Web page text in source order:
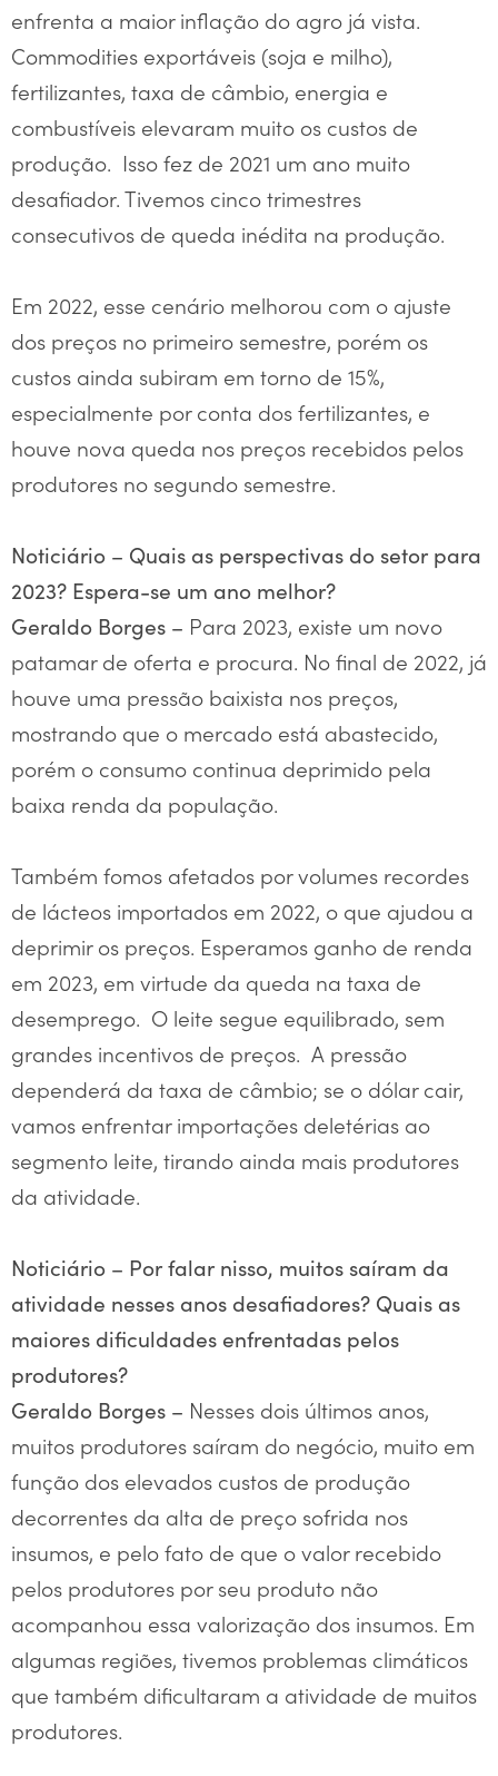
enfrenta a maior inflação do agro já vista.
Commodities exportáveis (soja e milho),
fertilizantes, taxa de câmbio, energia e
combustíveis elevaram muito os custos de
produção. Isso fez de 2021 um ano muito
desafiador. Tivemos cinco trimestres
consecutivos de queda inédita na produção.
Em 2022, esse cenário melhorou com o ajuste
dos preços no primeiro semestre, porém os
custos ainda subiram em torno de 15%,
especialmente por conta dos fertilizantes, e
houve nova queda nos preços recebidos pelos
produtores no segundo semestre.
Noticiário – Quais as perspectivas do setor para
2023? Espera-se um ano melhor?
Geraldo Borges – Para 2023, existe um novo
patamar de oferta e procura. No final de 2022, já
houve uma pressão baixista nos preços,
mostrando que o mercado está abastecido,
porém o consumo continua deprimido pela
baixa renda da população.
Também fomos afetados por volumes recordes
de lácteos importados em 2022, o que ajudou a
deprimir os preços. Esperamos ganho de renda
em 2023, em virtude da queda na taxa de
desemprego. O leite segue equilibrado, sem
grandes incentivos de preços. A pressão
dependerá da taxa de câmbio; se o dólar cair,
vamos enfrentar importações deletérias ao
segmento leite, tirando ainda mais produtores
da atividade.
Noticiário – Por falar nisso, muitos saíram da
atividade nesses anos desafiadores? Quais as
maiores dificuldades enfrentadas pelos
produtores?
Geraldo Borges – Nesses dois últimos anos,
muitos produtores saíram do negócio, muito em
função dos elevados custos de produção
decorrentes da alta de preço sofrida nos
insumos, e pelo fato de que o valor recebido
pelos produtores por seu produto não
acompanhou essa valorização dos insumos. Em
algumas regiões, tivemos problemas climáticos
que também dificultaram a atividade de muitos
produtores.